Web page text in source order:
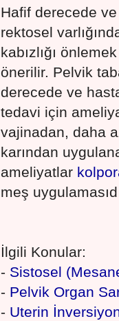
Hafif derecede
rektosel
kabızlığı
önerilir. Pelvik
derecede ve
tedavi için
vajinadan, daha
karından
ameliyatlar
meş
İlgili Konular:
- Sistosel
- Pelvik Organ
- Uterin